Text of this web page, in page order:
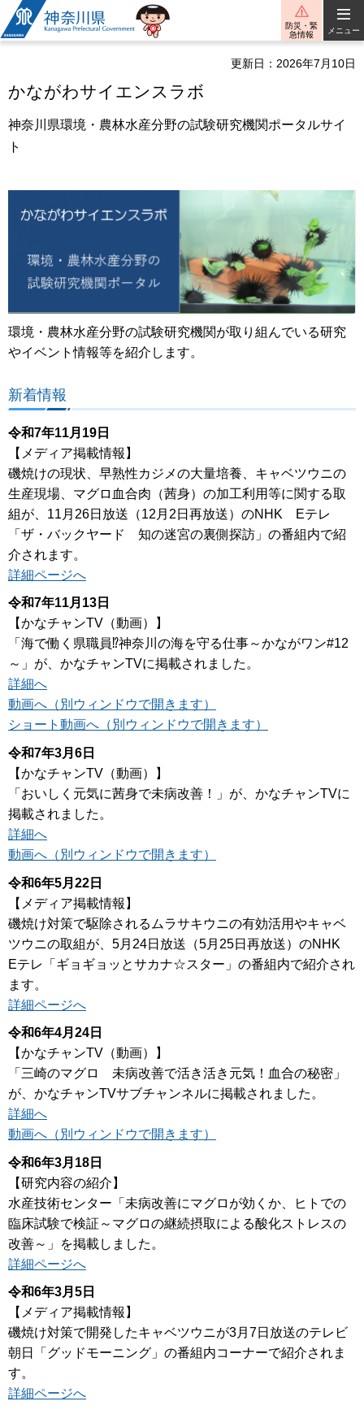
神奈川県
防災・緊
急情報
メニュー
更新日：2026年7月10日
かながわサイエンスラボ
神奈川県環境・農林水産分野の試験研究機関ポータルサイ
ト
環境・農林水産分野の試験研究機関が取り組んでいる研究
やイベント情報等を紹介します。
新着情報
令和7年11月19日
【メディア掲載情報】
磯焼けの現状、早熟性カジメの大量培養、キャベツウニの
生産現場、マグロ血合肉（茜身）の加工利用等に関する取
組が、11月26日放送（12月2日再放送）のNHK Eテレ
「ザ・バックヤード 知の迷宮の裏側探訪」の番組内で紹
介されます。
詳細ページへ
令和7年11月13日
【かなチャンTV（動画）】
「海で働く県職員⁉神奈川の海を守る仕事～かながワン#12
～」が、かなチャンTVに掲載されました。
詳細へ
動画へ（別ウィンドウで開きます）
ショート動画へ（別ウィンドウで開きます）
令和7年3月6日
【かなチャンTV（動画）】
「おいしく元気に茜身で未病改善！」が、かなチャンTVに
掲載されました。
詳細へ
動画へ（別ウィンドウで開きます）
令和6年5月22日
【メディア掲載情報】
磯焼け対策で駆除されるムラサキウニの有効活用やキャベ
ツウニの取組が、5月24日放送（5月25日再放送）のNHK
Eテレ「ギョギョッとサカナ☆スター」の番組内で紹介され
ます。
詳細ページへ
令和6年4月24日
【かなチャンTV（動画）】
「三崎のマグロ 未病改善で活き活き元気！血合の秘密」
が、かなチャンTVサブチャンネルに掲載されました。
詳細へ
動画へ（別ウィンドウで開きます）
令和6年3月18日
【研究内容の紹介】
水産技術センター「未病改善にマグロが効くか、ヒトでの
臨床試験で検証～マグロの継続摂取による酸化ストレスの
改善～」を掲載しました。
詳細ページへ
令和6年3月5日
【メディア掲載情報】
磯焼け対策で開発したキャベツウニが3月7日放送のテレビ
朝日「グッドモーニング」の番組内コーナーで紹介されま
す。
詳細ページへ